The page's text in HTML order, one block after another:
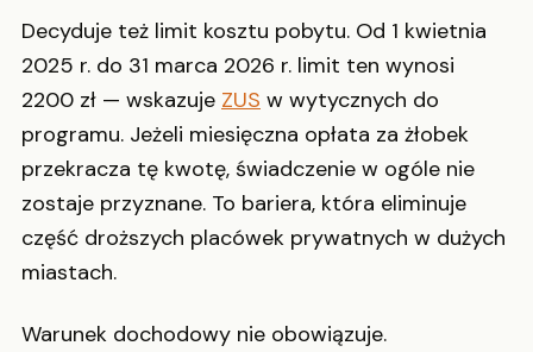
Decyduje też limit kosztu pobytu. Od 1 kwietnia
2025 r. do 31 marca 2026 r. limit ten wynosi
2200 zł — wskazuje ZUS w wytycznych do
programu. Jeżeli miesięczna opłata za żłobek
przekracza tę kwotę, świadczenie w ogóle nie
zostaje przyznane. To bariera, która eliminuje
część droższych placówek prywatnych w dużych
miastach.
Warunek dochodowy nie obowiązuje.